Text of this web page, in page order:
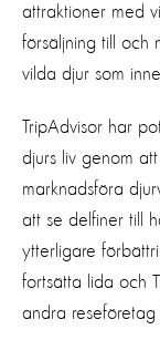
attraktioner med
försäljning till och
vilda djur som
TripAdvisor har
djurs liv genom
marknadsföra
att se delfiner till
ytterligare
fortsätta lida och
andra reseföretag